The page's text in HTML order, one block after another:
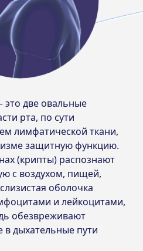
две овальные
рта, по сути
лимфатической ткани,
защитную функцию.
(крипты) распознают
с воздухом, пищей,
оболочка
и лейкоцитами,
обезвреживают
дыхательные пути